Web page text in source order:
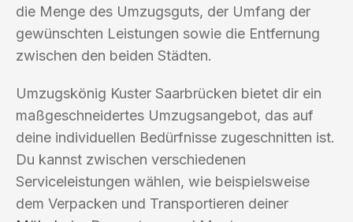
die Menge des Umzugsguts, der Umfang der
gewünschten Leistungen sowie die Entfernung
zwischen den beiden Städten.
Umzugskönig Kuster Saarbrücken bietet dir ein
maßgeschneidertes Umzugsangebot, das auf
deine individuellen Bedürfnisse zugeschnitten ist.
Du kannst zwischen verschiedenen
Serviceleistungen wählen, wie beispielsweise
dem Verpacken und Transportieren deiner